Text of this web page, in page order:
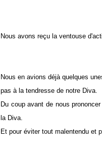
Nous avons reçu la ventouse
Nous en avions déjà quelques
pas à la tendresse de notre Diva.
Du coup avant de nous
la Diva.
Et pour éviter tout malentendu et